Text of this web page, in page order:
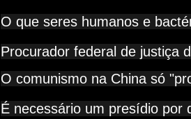
O que seres humanos e
Procurador federal de justiça
O comunismo na China só
É necessário um presídio por